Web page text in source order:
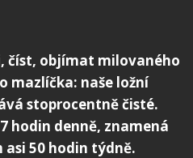
číst, objímat milovaného
mazlíčka: naše ložní
stoprocentně čisté.
hodin denně, znamená
50 hodin týdně.